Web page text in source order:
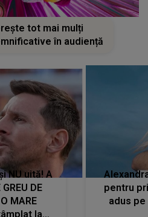
tot mai mulți
în audiență
NU uită! A
DE
MARE
la
pentru
adus